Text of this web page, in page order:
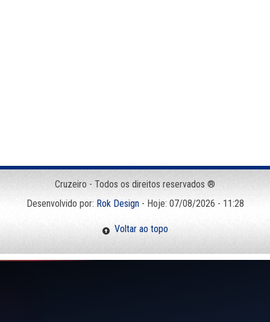
Cruzeiro - Todos os direitos reservados ®
Desenvolvido por: Rok Design- Hoje: 07/08/2026 - 11:28
Voltar ao topo